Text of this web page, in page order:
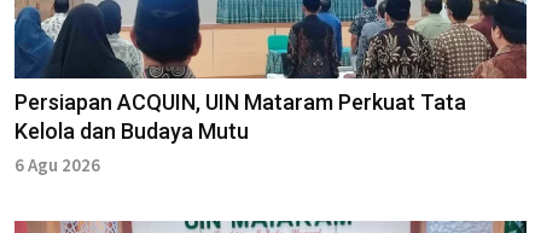
Persiapan ACQUIN, UIN Mataram Perkuat Tata
Kelola dan Budaya Mutu
6 Agu 2026